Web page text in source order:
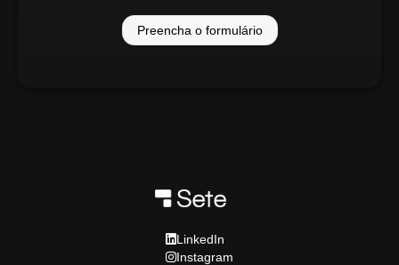
Preencha o formulário
LinkedIn
Instagram